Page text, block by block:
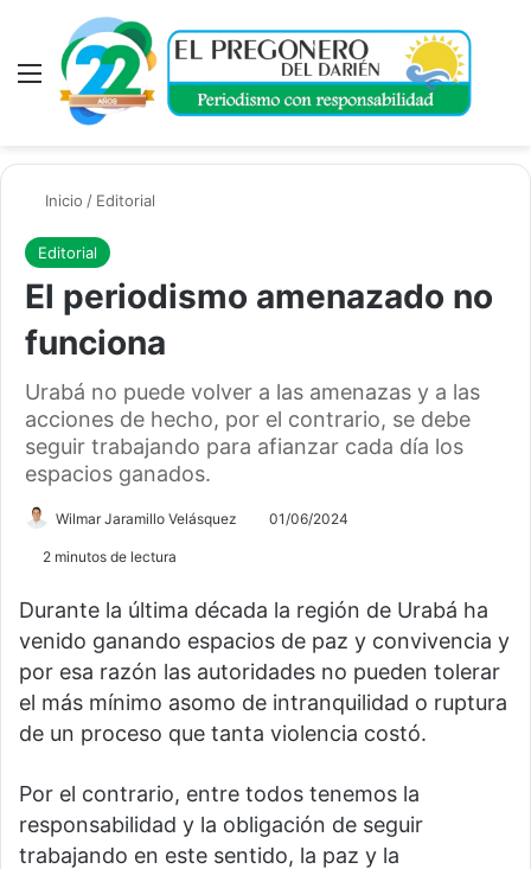
Menú
Inicio / Editorial
Editorial
El periodismo amenazado no
funciona
Urabá no puede volver a las amenazas y a las
acciones de hecho, por el contrario, se debe
seguir trabajando para afianzar cada día los
espacios ganados.
Wilmar Jaramillo Velásquez 01/06/2024
2 minutos de lectura
Durante la última década la región de Urabá ha
venido ganando espacios de paz y convivencia y
por esa razón las autoridades no pueden tolerar
el más mínimo asomo de intranquilidad o ruptura
de un proceso que tanta violencia costó.
Por el contrario, entre todos tenemos la
responsabilidad y la obligación de seguir
trabajando en este sentido, la paz y la